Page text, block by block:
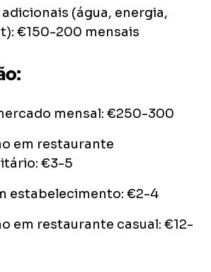
(água, energia,
€150-200 mensais
mensal: €250-300
em restaurante
€3-5
estabelecimento: €2-4
em restaurante casual: €12-